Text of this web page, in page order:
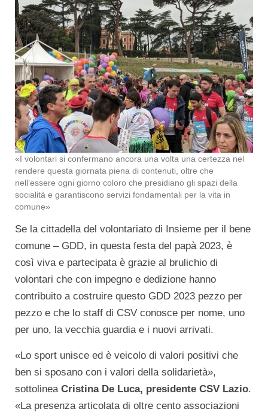
«I volontari si confermano ancora una volta una certezza nel
rendere questa giornata piena di contenuti, oltre che
nell’essere ogni giorno coloro che presidiano gli spazi della
socialità e garantiscono servizi fondamentali per la vita in
comune»
Se la cittadella del volontariato di Insieme per il bene
comune – GDD, in questa festa del papà 2023, è
così viva e partecipata è grazie al brulichio di
volontari che con impegno e dedizione hanno
contribuito a costruire questo GDD 2023 pezzo per
pezzo e che lo staff di CSV conosce per nome, uno
per uno, la vecchia guardia e i nuovi arrivati.
«Lo sport unisce ed è veicolo di valori positivi che
ben si sposano con i valori della solidarietà»,
sottolinea Cristina De Luca, presidente CSV Lazio.
«La presenza articolata di oltre cento associazioni